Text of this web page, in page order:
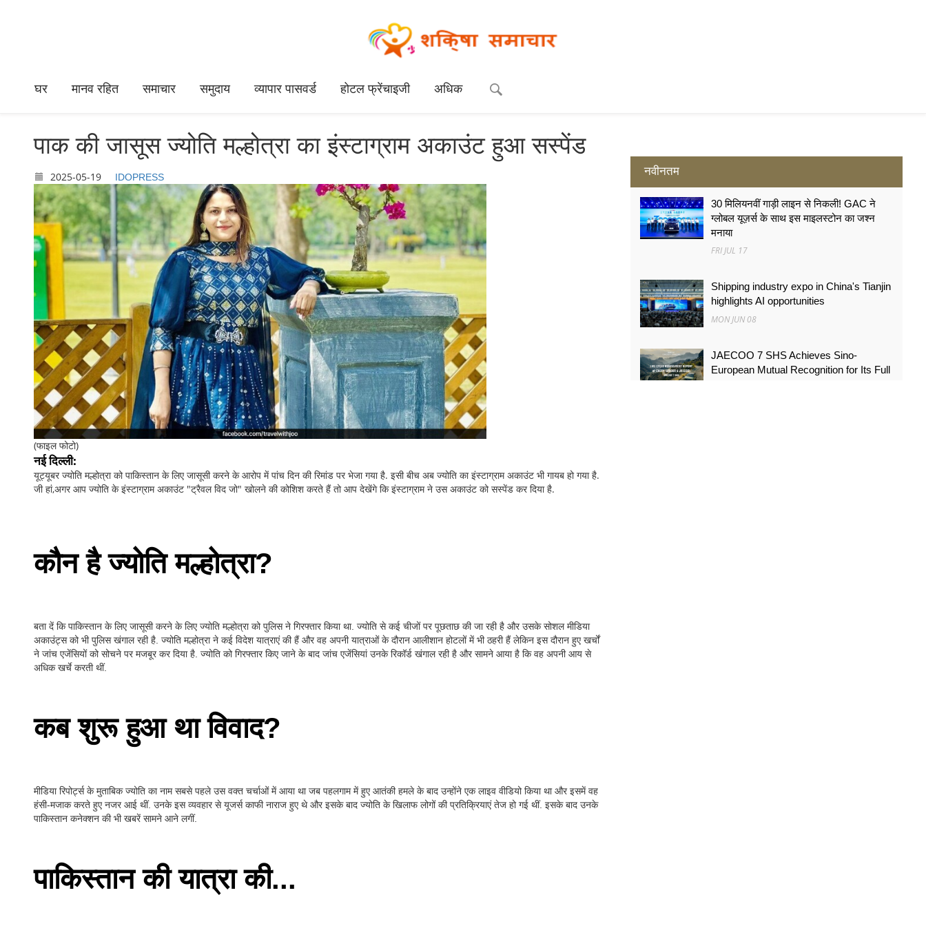
घर मानव रहित समाचार समुदाय व्यापार पासवर्ड होटल फ्रेंचाइजी अधिक
पाक की जासूस ज्योति मल्होत्रा का इंस्टाग्राम अकाउंट हुआ सस्पेंड
2025-05-19 IDOPRESS
(फाइल फोटो)
नई दिल्ली:
यूट्यूबर ज्योति मल्होत्रा को पाकिस्तान के लिए जासूसी करने के आरोप में पांच दिन की रिमांड पर भेजा गया है. इसी बीच अब ज्योति का इंस्टाग्राम अकाउंट भी गायब हो गया है.
जी हां,अगर आप ज्योति के इंस्टाग्राम अकाउंट "ट्रैवल विद जो" खोलने की कोशिश करते हैं तो आप देखेंगे कि इंस्टाग्राम ने उस अकाउंट को सस्पेंड कर दिया है.
कौन है ज्योति मल्होत्रा?
बता दें कि पाकिस्तान के लिए जासूसी करने के लिए ज्योति मल्होत्रा को पुलिस ने गिरफ्तार किया था. ज्योति से कई चीजों पर पूछताछ की जा रही है और उसके सोशल मीडिया
अकाउंट्स को भी पुलिस खंगाल रही है. ज्योति मल्होत्रा ने कई विदेश यात्राएं की हैं और वह अपनी यात्राओं के दौरान आलीशान होटलों में भी ठहरी हैं लेकिन इस दौरान हुए खर्चों
ने जांच एजेंसियों को सोचने पर मजबूर कर दिया है. ज्योति को गिरफ्तार किए जाने के बाद जांच एजेंसियां उनके रिकॉर्ड खंगाल रही है और सामने आया है कि वह अपनी आय से
अधिक खर्चे करती थीं.
कब शुरू हुआ था विवाद?
मीडिया रिपोर्ट्स के मुताबिक ज्योति का नाम सबसे पहले उस वक्त चर्चाओं में आया था जब पहलगाम में हुए आतंकी हमले के बाद उन्होंने एक लाइव वीडियो किया था और इसमें वह
हंसी-मजाक करते हुए नजर आई थीं. उनके इस व्यवहार से यूजर्स काफी नाराज हुए थे और इसके बाद ज्योति के खिलाफ लोगों की प्रतिक्रियाएं तेज हो गई थीं. इसके बाद उनके
पाकिस्तान कनेक्शन की भी खबरें सामने आने लगीं.
पाकिस्तान की यात्रा की...
नवीनतम
30 मिलियनवीं गाड़ी लाइन से निकली! GAC ने
ग्लोबल यूज़र्स के साथ इस माइलस्टोन का जश्न
मनाया
FRI JUL 17
Shipping industry expo in China's Tianjin
highlights AI opportunities
MON JUN 08
JAECOO 7 SHS Achieves Sino-
European Mutual Recognition for Its Full